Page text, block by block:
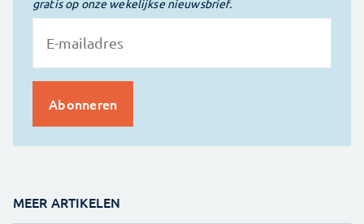
gratis op onze wekelijkse nieuwsbrief.
MEER ARTIKELEN